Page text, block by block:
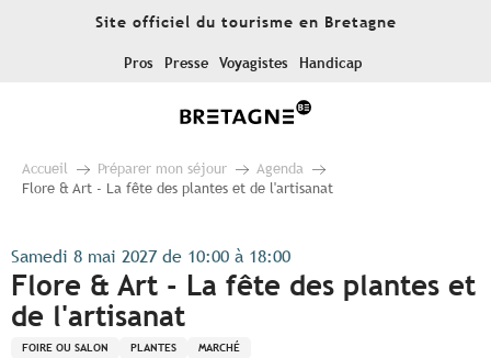
Site officiel du tourisme en Bretagne
Pros Presse Voyagistes Handicap
Accueil Préparer mon séjour
Agenda
Flore & Art - La fête des plantes et de l'artisanat
Samedi 8 mai 2027 de 10:00 à 18:00
Flore & Art - La fête des plantes et
de l'artisanat
FOIRE OU SALON PLANTES MARCHÉ